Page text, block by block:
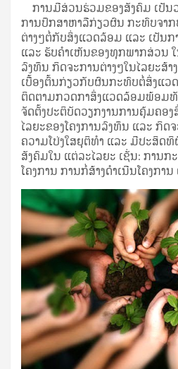
ການມີສ່ວນຮ່ວມຂອງສັງຄົມ ເປັນ
ການປຶກສາຫາລືກ່ຽວຜົນ ກະທົບຈາ
ຕ່າງໆຕໍ່ກັບສິ່ງແວດລ້ອມ ແລະ ເປັນ
ແລະ ຮັບຄຳເຫັນຂອງທຸກພາກສ່ວນ
ລົງທຶນ ກິດຈະການຕ່າງໆໃນໄລຍະສ້
ເບື້ອງຕົ້ນກ່ຽວກັບຜົນກະທົບຕໍ່ສິ່ງແວ
ຕິດຕາມກວດກາສິ່ງແວດລ້ອມພ້ອມ
ຈັດຕັ້ງປະຕິບັດວຽກງານການຄຸ້ມຄອ
ໄລຍະຂອງໂຄງການລົງທຶນ ແລະ ກິດ
ຄວາມໂປ່ງໃສຍຸຕິທໍາ ແລະ ມີປະສິດ
ສັງຄົມໃນ ແຕ່ລະໄລຍະ ເຊັ່ນ: ການກ
ໂຄງການ ການກໍ່ສ້າງດໍາເນີນໂຄງກາ